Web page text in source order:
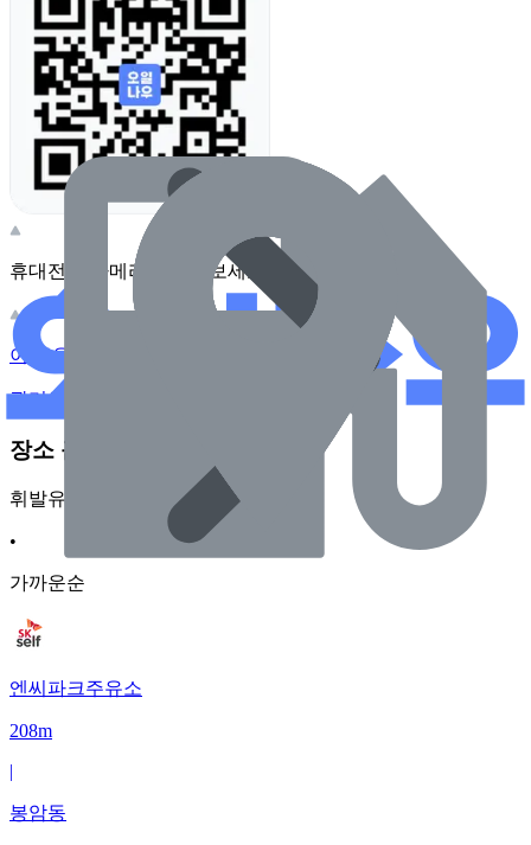
휴대전화 카메라로 찍어보세요
이 주유소의 사장님이신가요?
관리하기
장소 근처 주유소
휘발유
•
가까운순
엔씨파크주유소
208m
|
봉암동